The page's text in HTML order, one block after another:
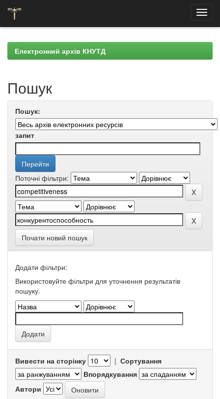
navigationЕлектронний архів КНУТД
Пошук
Пошук:
запит
Поточні фільтри:
Почати новий пошук
Додати фільтри:
Використовуйте фільтри для уточнення результатів
пошуку.
Вивести на сторінку | Сортування
Впорядкування
Автори